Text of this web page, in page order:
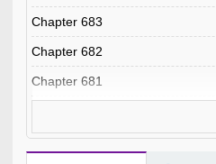
Chapter 683
Chapter 682
Chapter 681
Chapter 679